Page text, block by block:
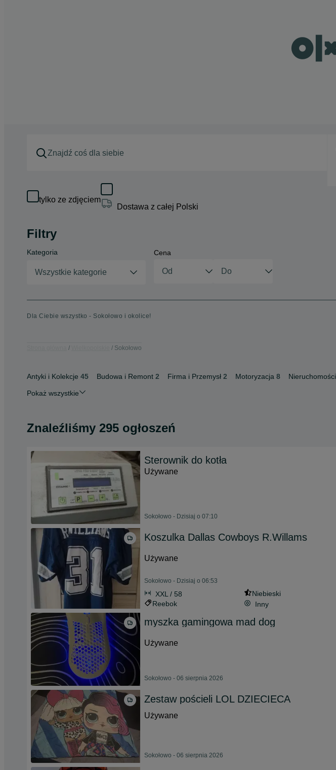
tylko ze zdjęciem
Dostawa z całej Polski
Filtry
Kategoria
Wszystkie kategorie
Cena
Dla Ciebie wszystko - Sokołowo i okolice!
Sokołowo
Antyki i Kolekcje 45 Budowa i Remont 2 Firma i Przemysł 2 Motoryzacja 8 Nieruchomości
Pokaż wszystkie
Znaleźliśmy 295 ogłoszeń
Sterownik do kotła
Używane
Sokołowo - Dzisiaj o 07:10
Koszulka Dallas Cowboys R.Willams
Używane
Sokołowo - Dzisiaj o 06:53
XXL / 58
Niebieski
Reebok
Inny
myszka gamingowa mad dog
Używane
Sokołowo - 06 sierpnia 2026
Zestaw pościeli LOL DZIECIECA
Używane
Sokołowo - 06 sierpnia 2026